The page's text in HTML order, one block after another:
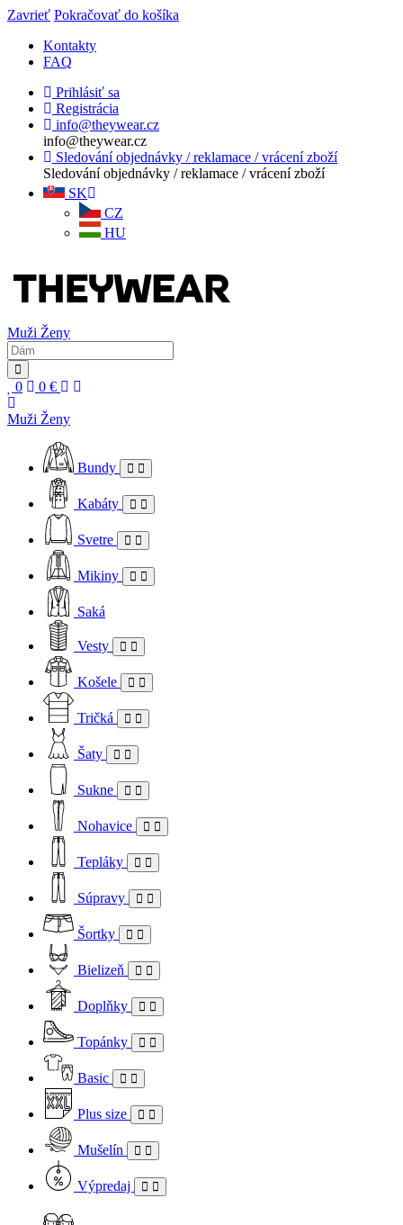
Zavrieť Pokračovať do košíka
Kontakty
FAQ
Prihlásiť sa
Registrácia
info@theywear.cz
info@theywear.cz
Sledování objednávky / reklamace / vrácení zboží
Sledování objednávky / reklamace / vrácení zboží
SK
CZ
HU
Muži Ženy
0 0 €
Muži Ženy
Bundy
Kabáty
Svetre
Mikiny
Saká
Vesty
Košele
Tričká
Šaty
Sukne
Nohavice
Tepláky
Súpravy
Šortky
Bielizeň
Doplňky
Topánky
Basic
Plus size
Mušelín
Výpredaj